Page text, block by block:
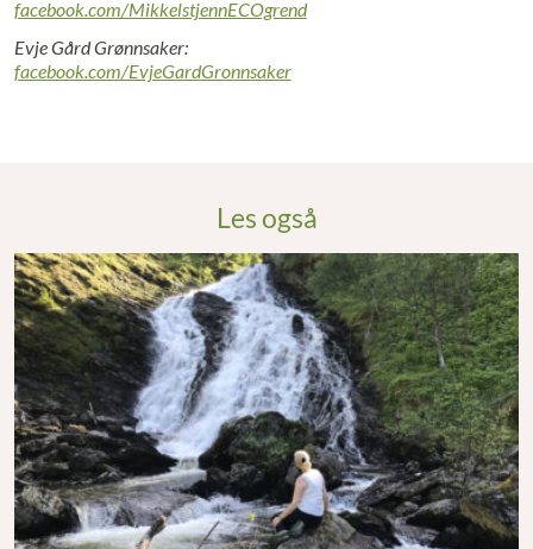
facebook.com/MikkelstjennECOgrend
Evje Gård Grønnsaker:
facebook.com/EvjeGardGronnsaker
Les også